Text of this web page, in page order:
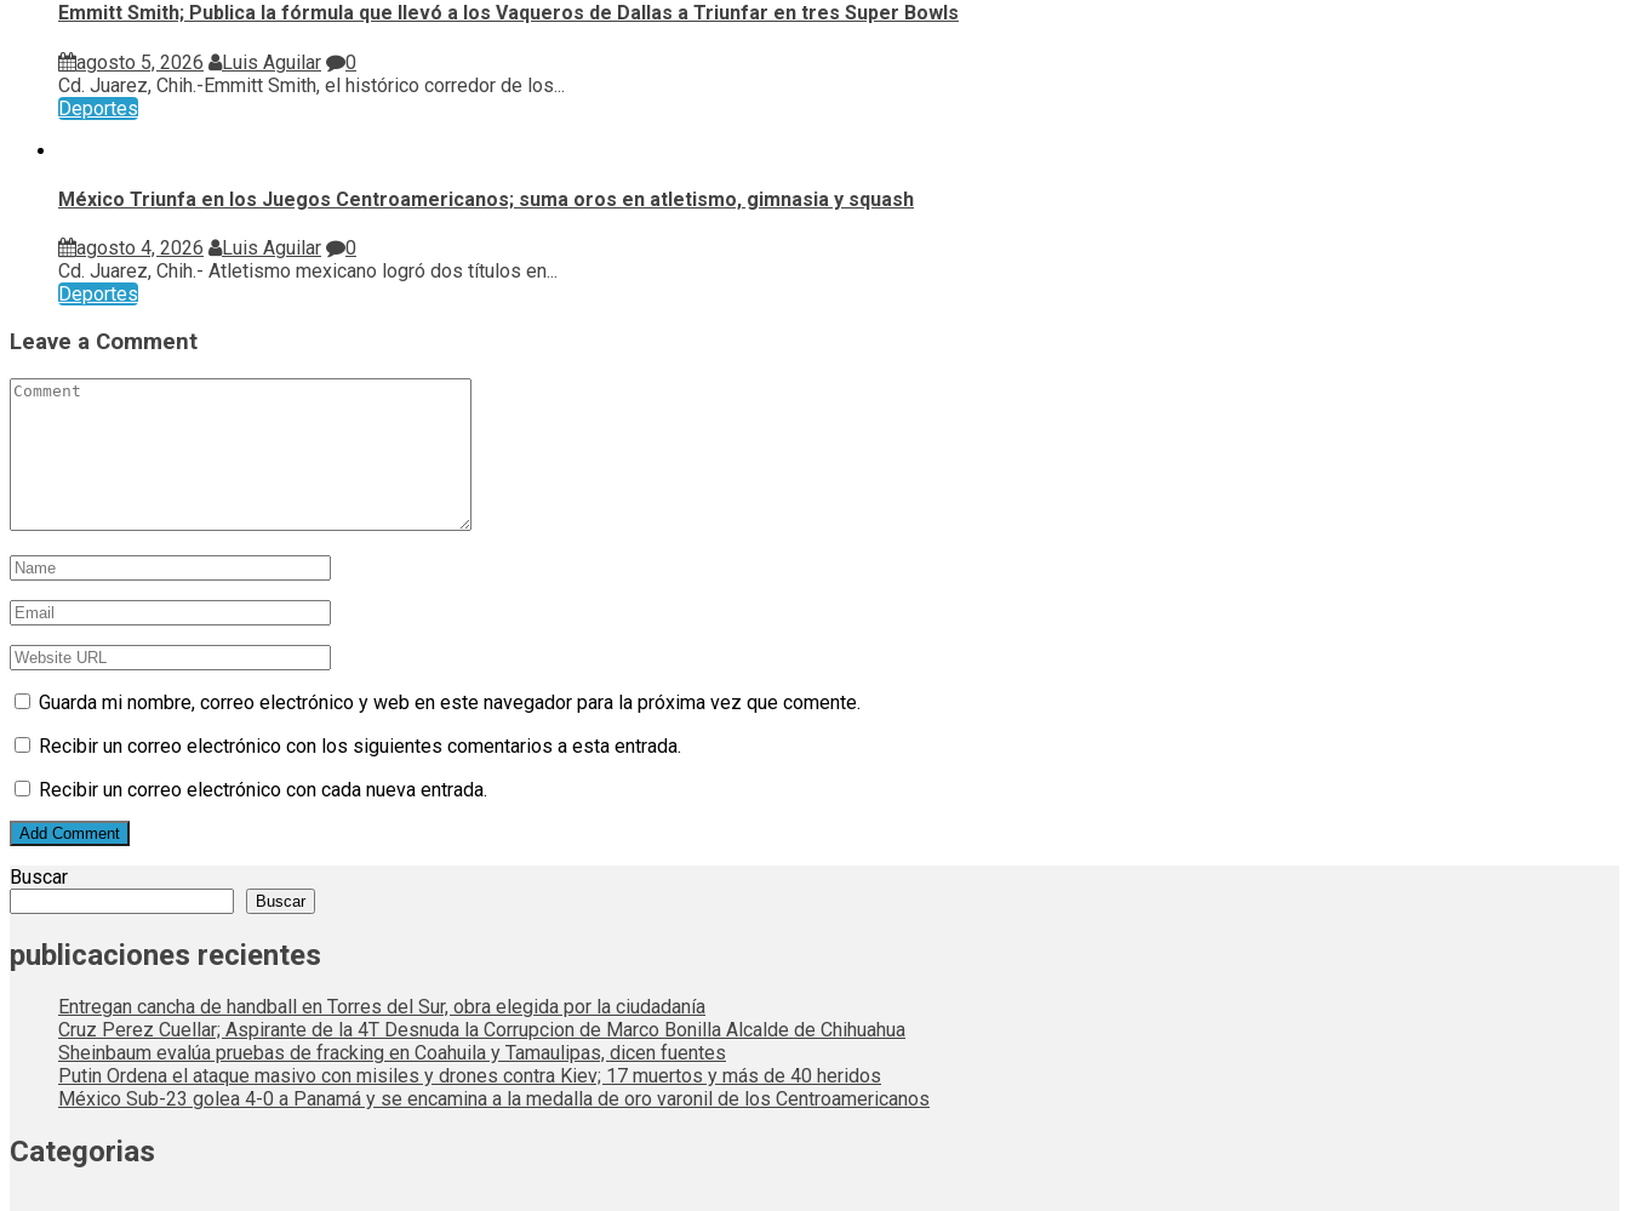
Emmitt Smith; Publica la fórmula que llevó a los Vaqueros de Dallas a Triunfar en tres Super Bowls
agosto 5, 2026 Luis Aguilar
0
Cd. Juarez, Chih.-Emmitt Smith, el histórico corredor de los...
Deportes
México Triunfa en los Juegos Centroamericanos; suma oros en atletismo, gimnasia y squash
agosto 4, 2026 Luis Aguilar
0
Cd. Juarez, Chih.- Atletismo mexicano logró dos títulos en...
Deportes
Leave a Comment
Guarda mi nombre, correo electrónico y web en este navegador para la próxima vez que comente.
Recibir un correo electrónico con los siguientes comentarios a esta entrada.
Recibir un correo electrónico con cada nueva entrada.
Buscar
Buscar
publicaciones recientes
Entregan cancha de handball en Torres del Sur, obra elegida por la ciudadanía
Cruz Perez Cuellar; Aspirante de la 4T Desnuda la Corrupcion de Marco Bonilla Alcalde de Chihuahua
Sheinbaum evalúa pruebas de fracking en Coahuila y Tamaulipas, dicen fuentes
Putin Ordena el ataque masivo con misiles y drones contra Kiev; 17 muertos y más de 40 heridos
México Sub-23 golea 4-0 a Panamá y se encamina a la medalla de oro varonil de los Centroamericanos
Categorias